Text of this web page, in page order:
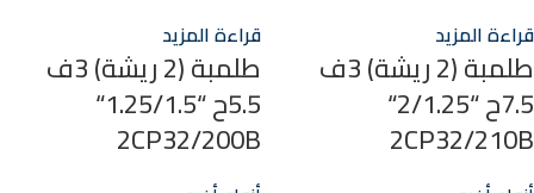
قراءة المزيد
طلمبة (2 ريشة) 3ف
7.5ح “2/1.25“
2CP32/210B
قراءة المزيد
طلمبة (2 ريشة) 3ف
5.5ح “1.25/1.5“
2CP32/200B